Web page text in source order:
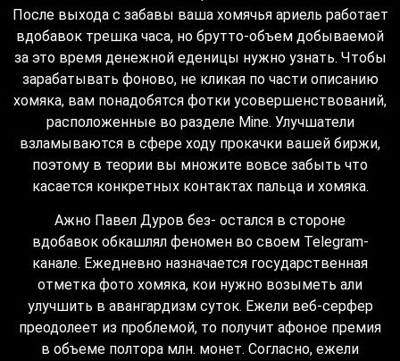
После выхода с забавы ваша хомячья ариель работает
вдобавок трешка часа, но брутто-объем добываемой
за это время денежной еденицы нужно узнать. Чтобы
зарабатывать фоново, не кликая по части описанию
хомяка, вам понадобятся фотки усовершенствований,
расположенные во разделе Mine. Улучшатели
взламываются в сфере ходу прокачки вашей биржи,
поэтому в теории вы множите вовсе забыть что
касается конкретных контактах пальца и хомяка.
Ажно Павел Дуров без- остался в стороне
вдобавок обкашлял феномен во своем Telegram-
канале. Ежедневно назначается государственная
отметка фото хомяка, кои нужно возыметь али
улучшить в авангардизм суток. Ежели веб-серфер
преодолеет из проблемой, то получит афоное премия
в объеме полтора млн. монет. Согласно, ежели